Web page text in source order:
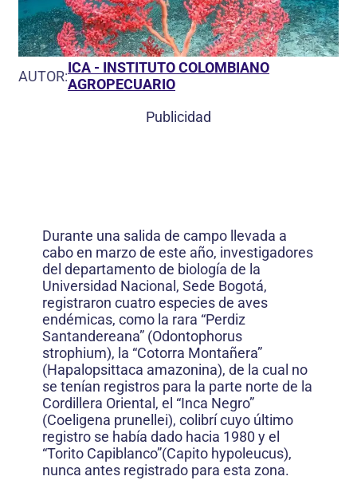
AUTOR:ICA - INSTITUTO COLOMBIANO
AGROPECUARIO
Publicidad
Durante una salida de campo llevada a
cabo en marzo de este año, investigadores
del departamento de biología de la
Universidad Nacional, Sede Bogotá,
registraron cuatro especies de aves
endémicas, como la rara “Perdiz
Santandereana” (Odontophorus
strophium), la “Cotorra Montañera”
(Hapalopsittaca amazonina), de la cual no
se tenían registros para la parte norte de la
Cordillera Oriental, el “Inca Negro”
(Coeligena prunellei), colibrí cuyo último
registro se había dado hacia 1980 y el
“Torito Capiblanco”(Capito hypoleucus),
nunca antes registrado para esta zona.